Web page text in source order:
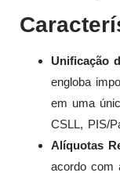
Unificação
engloba
em uma
CSLL, PIS/
Alíquotas
acordo com